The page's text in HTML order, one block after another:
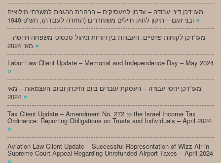
מעו”דכן דיני עבודה – עדכון למעסיקים – הרחבת ההגנות למשרתי מילואים
»
מעו”דכן לקוחות פרטיים, העברות בין דוריות וניהול סכסוכי משפחה וירושה –
»
Labor Law Client Update – Memorial and Independence Day – May 2024
»
מעו”דכן יחסי עבודה – העסקת עובדים ביום הזיכרון וביום העצמאות – מאי
»
Tax Client Update – Amendment No. 272 to the Israel Income Tax
Ordinance: Reporting Obligations on Trusts and Individuals – April 2024
»
Aviation Law Client Update – Successful Representation of Wizz Air in
Supreme Court Appeal Regarding Unrefunded Airport Taxes – April 2024